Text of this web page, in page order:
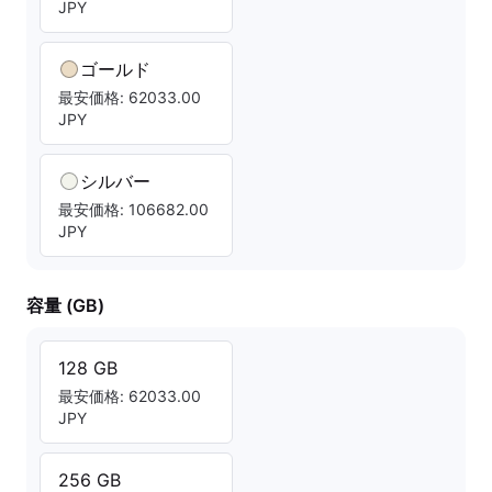
JPY
ゴールド
最安価格: 62033.00
JPY
シルバー
最安価格: 106682.00
JPY
容量 (GB)
128 GB
最安価格: 62033.00
JPY
256 GB